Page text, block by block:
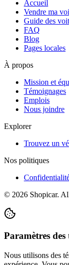
Accueil
Vendre ma
Guide des
FAQ
Blog
Pages locales
À propos
Mission et
Témoignages
Emplois
Nous joindre
Explorer
Trouvez un
Nos politiques
© 2026 Shopicar.
Paramètres des
Nous utilisons des